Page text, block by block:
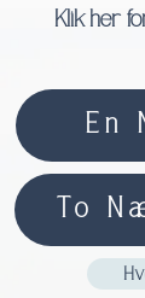
Klik her
En
To